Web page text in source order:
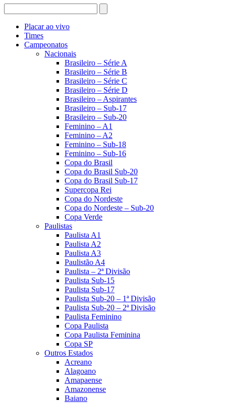
Placar ao vivo
Times
Campeonatos
Nacionais
Brasileiro – Série A
Brasileiro – Série B
Brasileiro – Série C
Brasileiro – Série D
Brasileiro – Aspirantes
Brasileiro – Sub-17
Brasileiro – Sub-20
Feminino – A1
Feminino – A2
Feminino – Sub-18
Feminino – Sub-16
Copa do Brasil
Copa do Brasil Sub-20
Copa do Brasil Sub-17
Supercopa Rei
Copa do Nordeste
Copa do Nordeste – Sub-20
Copa Verde
Paulistas
Paulista A1
Paulista A2
Paulista A3
Paulistão A4
Paulista – 2ª Divisão
Paulista Sub-15
Paulista Sub-17
Paulista Sub-20 – 1ª Divisão
Paulista Sub-20 – 2ª Divisão
Paulista Feminino
Copa Paulista
Copa Paulista Feminina
Copa SP
Outros Estados
Acreano
Alagoano
Amapaense
Amazonense
Baiano